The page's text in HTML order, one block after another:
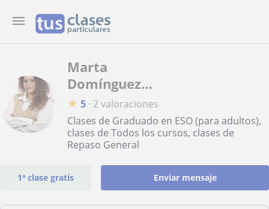
Marta
Domínguez
Malia
★ 5 · 2 valoraciones
Clases de Graduado en ESO (para adultos),
clases de Todos los cursos, clases de
Repaso General
1ª clase gratis Enviar mensaje